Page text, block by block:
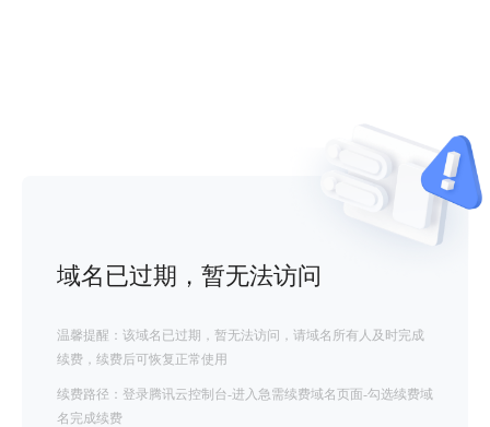
域名已过期，暂无法访问
温馨提醒：该域名已过期，暂无法访问，请域名所有人及时完成
续费，续费后可恢复正常使用
续费路径：登录腾讯云控制台-进入急需续费域名页面-勾选续费域
名完成续费